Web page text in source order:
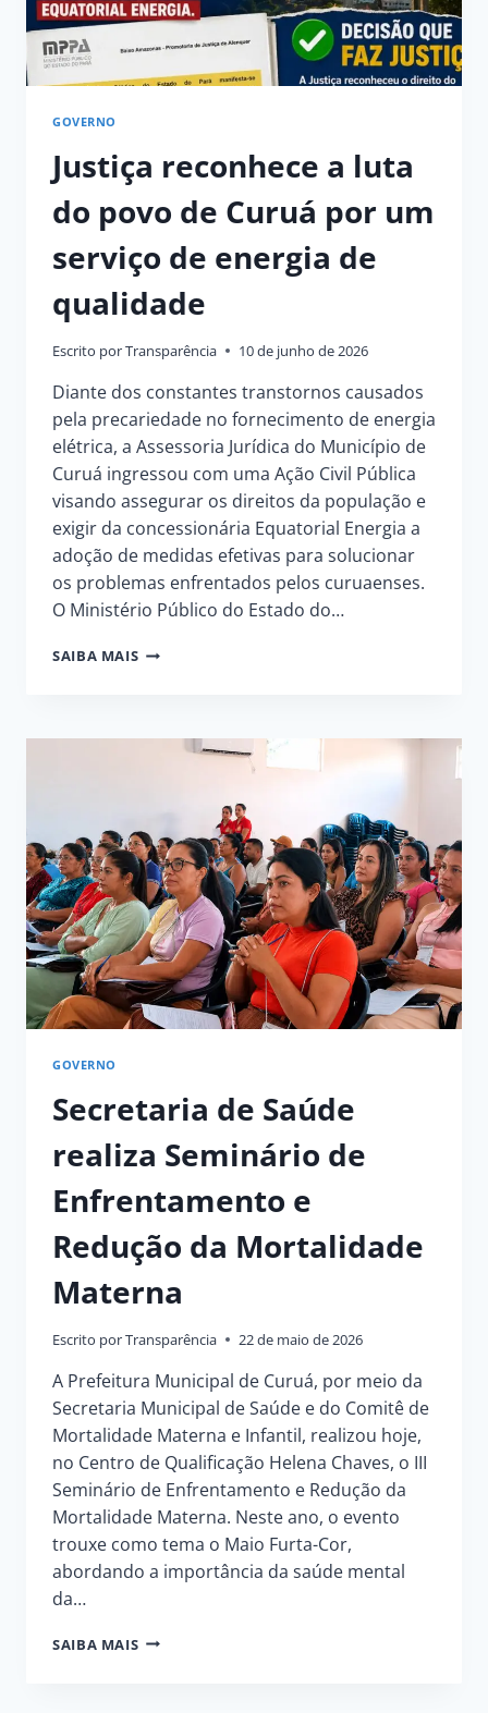
GOVERNO
Justiça reconhece a luta
do povo de Curuá por um
serviço de energia de
qualidade
Escrito porTransparência 10 de junho de 2026
Diante dos constantes transtornos causados
pela precariedade no fornecimento de energia
elétrica, a Assessoria Jurídica do Município de
Curuá ingressou com uma Ação Civil Pública
visando assegurar os direitos da população e
exigir da concessionária Equatorial Energia a
adoção de medidas efetivas para solucionar
os problemas enfrentados pelos curuaenses.
O Ministério Público do Estado do…
SAIBA MAISJUSTIÇA
DO
UM
SERVIÇO
DE
ENERGIA
DE
QUALIDADE
GOVERNO
Secretaria de Saúde
realiza Seminário de
Enfrentamento e
Redução da Mortalidade
Materna
Escrito porTransparência 22 de maio de 2026
A Prefeitura Municipal de Curuá, por meio da
Secretaria Municipal de Saúde e do Comitê de
Mortalidade Materna e Infantil, realizou hoje,
no Centro de Qualificação Helena Chaves, o III
Seminário de Enfrentamento e Redução da
Mortalidade Materna. Neste ano, o evento
trouxe como tema o Maio Furta-Cor,
abordando a importância da saúde mental
da…
SAIBA MAISSECRETARIA